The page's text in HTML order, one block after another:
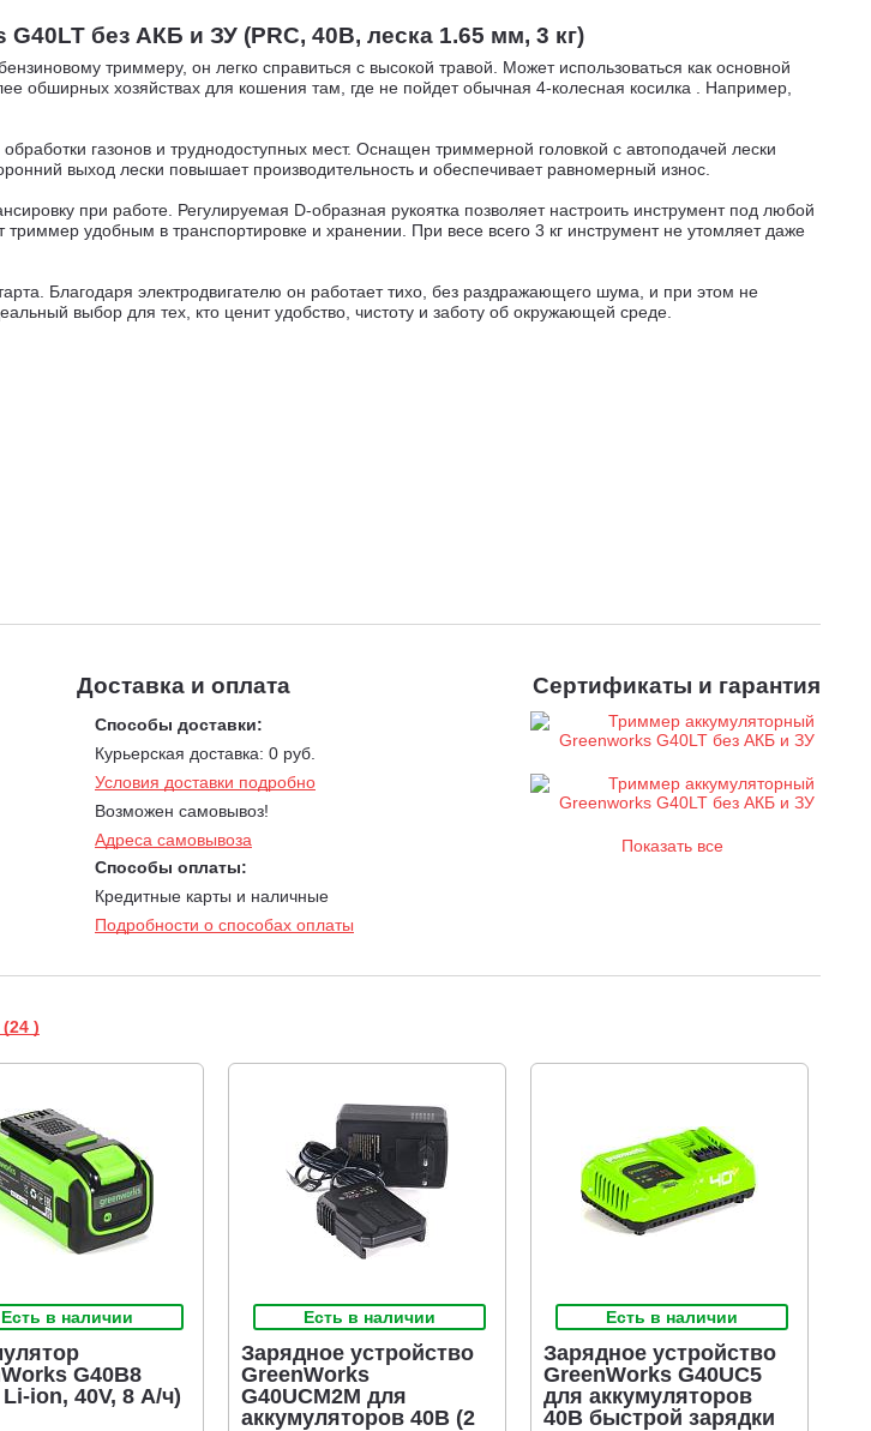
без АКБ и ЗУ (PRC, 40В, леска 1.65 мм, 3 кг)
триммеру, он легко справиться с высокой травой. Может использоваться как основной
обширных хозяйствах для кошения там, где не пойдет обычная 4-колесная косилка . Например,
газонов и труднодоступных мест. Оснащен триммерной головкой с автоподачей лески
выход лески повышает производительность и обеспечивает равномерный износ.
при работе. Регулируемая D-образная рукоятка позволяет настроить инструмент под любой
удобным в транспортировке и хранении. При весе всего 3 кг инструмент не утомляет даже
Благодаря электродвигателю он работает тихо, без раздражающего шума, и при этом не
выбор для тех, кто ценит удобство, чистоту и заботу об окружающей среде.
Доставка и оплата
Способы доставки:
Курьерская доставка: 0 руб.
Условия доставки подробно
Возможен самовывоз!
Адреса самовывоза
Способы оплаты:
Кредитные карты и наличные
Подробности о способах оплаты
Сертификаты и гарантия
Показать все
)
Есть в наличии
G40B8
Li-ion, 40V, 8 А/ч)
Есть в наличии
Зарядное устройство
GreenWorks
G40UCM2M для
аккумуляторов 40В (2
Есть в наличии
Зарядное устройство
GreenWorks G40UC5
для аккумуляторов
40В быстрой зарядки